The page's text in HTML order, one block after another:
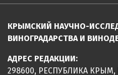
КРЫМСКИЙ НАУЧНО-
ВИНОГРАДАРСТВА И
АДРЕС РЕДАКЦИИ:
298600, РЕСПУБЛИКА КРЫМ,